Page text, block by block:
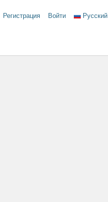
Регистрация Войти Русский